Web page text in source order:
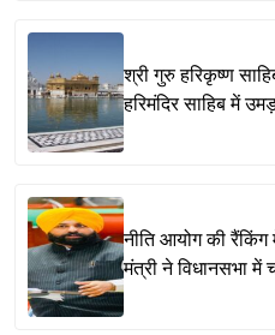
श्री गुरु हरिकृष्ण
हरिमंदिर साहिब में
नीति आयोग की रैंकिंग
मंत्री ने विधानसभा में